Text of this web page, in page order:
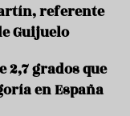
referente
Guijuelo
2,7 grados que
en España